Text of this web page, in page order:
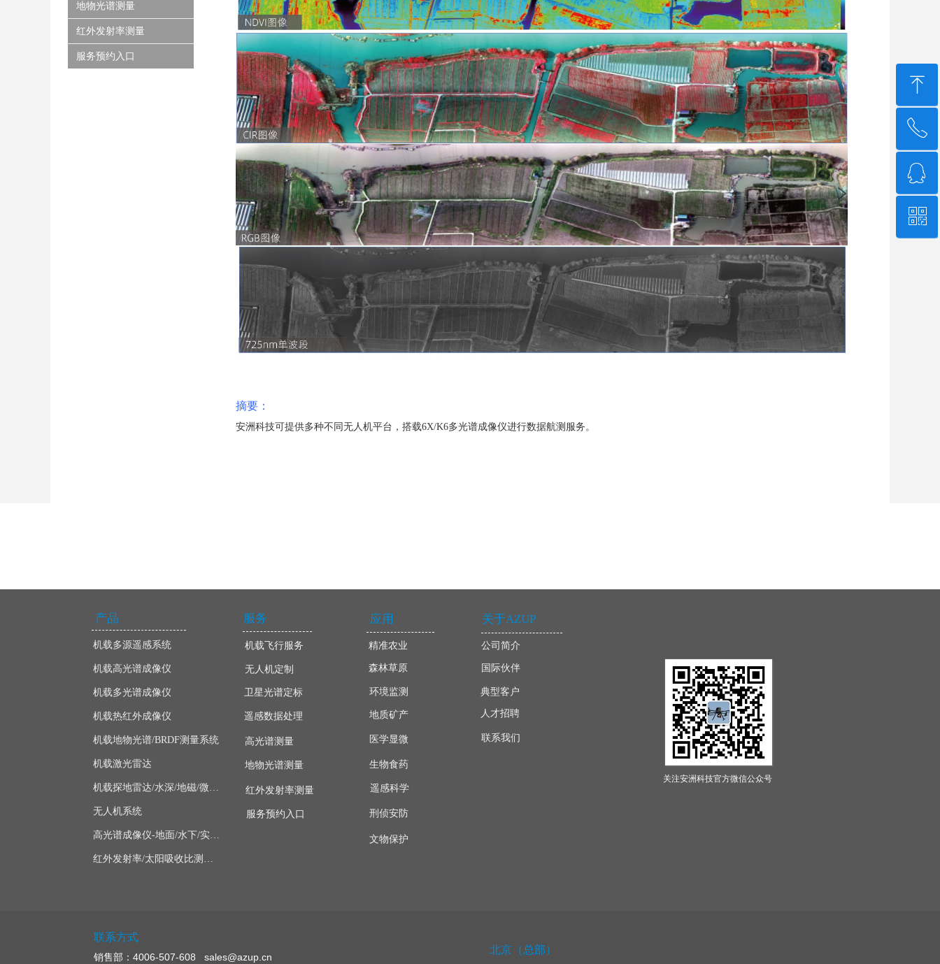
安洲科技可提供多种不同无人机平台，搭载6X/K6多光谱成像仪进行数据航测服务。
地物光谱测量
红外发射率测量
服务预约入口
摘要：
服务 关于AZUP
应用
人才招聘
联系我们
公司简介
机载多源遥感系统
机载高光谱成像仪
机载多光谱成像仪
机载热红外成像仪
机载地物光谱/BRDF测量系统
机载激光雷达
机载探地雷达/水深/地磁/微波/SAR
无人机系统
高光谱成像仪-地面/水下/实验室显微
红外发射率/太阳吸收比测量仪
典型客户
国际伙伴
产品
服务预约入口
关注安洲科技官方微信公众号
机载飞行服务
无人机定制
卫星光谱定标
遥感数据处理
高光谱测量
地物光谱测量
红外发射率测量
精准农业
森林草原
环境监测
地质矿产
医学显微
生物食药
遥感科学
刑侦安防
文物保护
联系方式
销售部：4006-507-608 sales@azup.cn
北京（总部）
ꁸ
回到顶部
ꂅ
4006-507-608
ꁗ
QQ客服
ꀥ